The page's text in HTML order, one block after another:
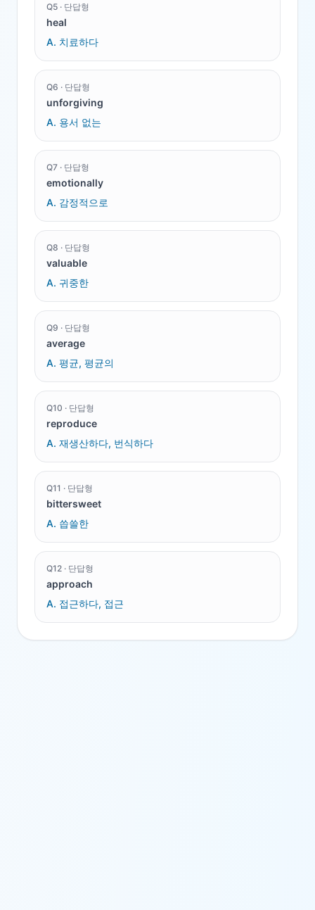
Q5 · 단답형
heal
A. 치료하다
Q6 · 단답형
unforgiving
A. 용서 없는
Q7 · 단답형
emotionally
A. 감정적으로
Q8 · 단답형
valuable
A. 귀중한
Q9 · 단답형
average
A. 평균, 평균의
Q10 · 단답형
reproduce
A. 재생산하다, 번식하다
Q11 · 단답형
bittersweet
A. 씁쓸한
Q12 · 단답형
approach
A. 접근하다, 접근